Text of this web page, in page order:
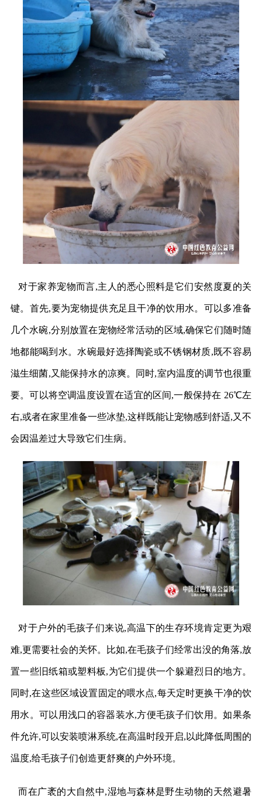
对于家养宠物而言,主人的悉心照料是它们安然度夏的关
键。首先,要为宠物提供充足且干净的饮用水。可以多准备
几个水碗,分别放置在宠物经常活动的区域,确保它们随时随
地都能喝到水。水碗最好选择陶瓷或不锈钢材质,既不容易
滋生细菌,又能保持水的凉爽。同时,室内温度的调节也很重
要。可以将空调温度设置在适宜的区间,一般保持在 26℃左
右,或者在家里准备一些冰垫,这样既能让宠物感到舒适,又不
会因温差过大导致它们生病。
对于户外的毛孩子们来说,高温下的生存环境肯定更为艰
难,更需要社会的关怀。比如,在毛孩子们经常出没的角落,放
置一些旧纸箱或塑料板,为它们提供一个躲避烈日的地方。
同时,在这些区域设置固定的喂水点,每天定时更换干净的饮
用水。可以用浅口的容器装水,方便毛孩子们饮用。如果条
件允许,可以安装喷淋系统,在高温时段开启,以此降低周围的
温度,给毛孩子们创造更舒爽的户外环境。
而在广袤的大自然中,湿地与森林是野生动物的天然避暑